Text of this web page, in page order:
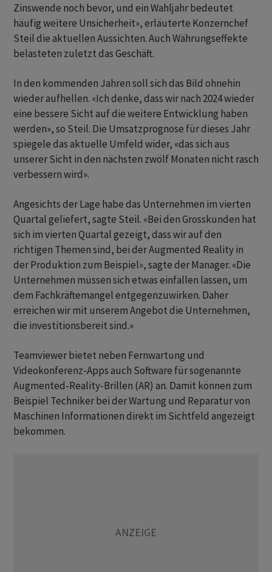
Zinswende noch bevor, und ein Wahljahr bedeutet
häufig weitere Unsicherheit», erläuterte Konzernchef
Steil die aktuellen Aussichten. Auch Währungseffekte
belasteten zuletzt das Geschäft.
In den kommenden Jahren soll sich das Bild ohnehin
wieder aufhellen. «Ich denke, dass wir nach 2024 wieder
eine bessere Sicht auf die weitere Entwicklung haben
werden», so Steil. Die Umsatzprognose für dieses Jahr
spiegele das aktuelle Umfeld wider, «das sich aus
unserer Sicht in den nächsten zwölf Monaten nicht rasch
verbessern wird».
Angesichts der Lage habe das Unternehmen im vierten
Quartal geliefert, sagte Steil. «Bei den Grosskunden hat
sich im vierten Quartal gezeigt, dass wir auf den
richtigen Themen sind, bei der Augmented Reality in
der Produktion zum Beispiel», sagte der Manager. «Die
Unternehmen müssen sich etwas einfallen lassen, um
dem Fachkräftemangel entgegenzuwirken. Daher
erreichen wir mit unserem Angebot die Unternehmen,
die investitionsbereit sind.»
Teamviewer bietet neben Fernwartung und
Videokonferenz-Apps auch Software für sogenannte
Augmented-Reality-Brillen (AR) an. Damit können zum
Beispiel Techniker bei der Wartung und Reparatur von
Maschinen Informationen direkt im Sichtfeld angezeigt
bekommen.